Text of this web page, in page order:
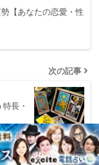
【あなたの恋愛・性
次の記事
長・